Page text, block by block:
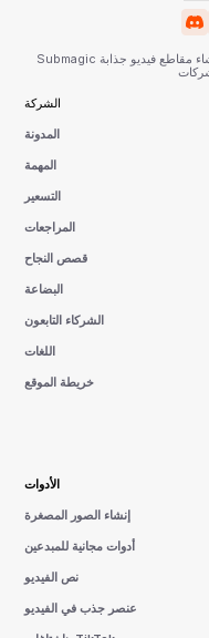
Submagic هي أفضل أداة ذكاء اصطناعي لإنشاء مقاطع فيديو جذابة short-form في
الشركة
المدونة
المهمة
التسعير
المراجعات
قصص النجاح
البضاعة
الشركاء التابعون
اللغات
خريطة الموقع
الأدوات
إنشاء الصور المصغرة
أدوات مجانية للمبدعين
نص الفيديو
عنصر جذب في الفيديو